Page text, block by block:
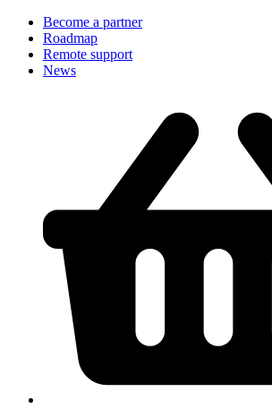
Become a partner
Roadmap
Remote support
News